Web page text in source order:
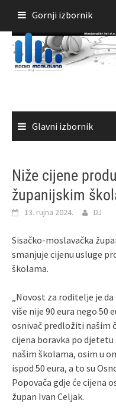
sadržaja
Gornji izbornik
Glavni izbornik
Niže cijene
županijskim
13. rujna 2024. DJ
Sisačko-moslavačka
smanjuje cijenu usluge
školama.
„Novost za roditelje je
više nije 90 eura nego 50
osnivač predložiti našim
cijena boravka po djetetu
našim školama, osim u
ispod 50 eura, a to su
Popovača gdje će cijena
župan Ivan Celjak.